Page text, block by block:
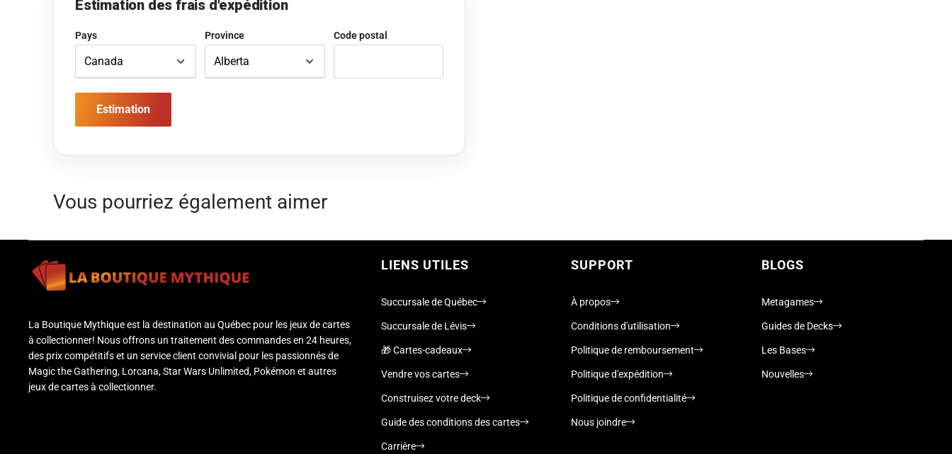
Estimation des frais d'expédition
Pays Province Code postal
Estimation
Vous pourriez également aimer
La Boutique Mythique est la destination au Québec pour les jeux de cartes
à collectionner! Nous offrons un traitement des commandes en 24 heures,
des prix compétitifs et un service client convivial pour les passionnés de
Magic the Gathering, Lorcana, Star Wars Unlimited, Pokémon et autres
jeux de cartes à collectionner.
LIENS UTILES
Succursale de Québec
Succursale de Lévis
🎁 Cartes-cadeaux
Vendre vos cartes
Construisez votre deck
Guide des conditions des cartes
Carrière
SUPPORT
À propos
Conditions d'utilisation
Politique de remboursement
Politique d'expédition
Politique de confidentialité
Nous joindre
BLOGS
Metagames
Guides de Decks
Les Bases
Nouvelles